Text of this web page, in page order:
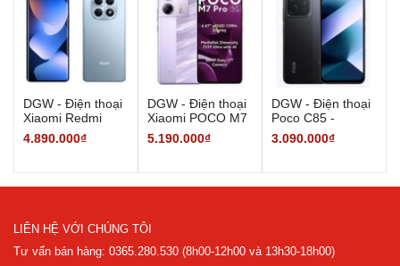
DGW - Điện thoại
Xiaomi Redmi
Note 15 -
6GB/128GB -
4.890.000₫
DGW - Điện thoại
Xiaomi POCO M7
Pro 5G - 8/256GB
- Hàng Chính
5.190.000₫
DGW - Điện thoại
Poco C85 -
6/128GB - Hàng
Chính Hãng
3.090.000₫
LIÊN HỆ VỚI CHÚNG TÔI
Tư vấn bán hàng: 0365.280.530 (8h00-12h00 và 13h30-18h00)